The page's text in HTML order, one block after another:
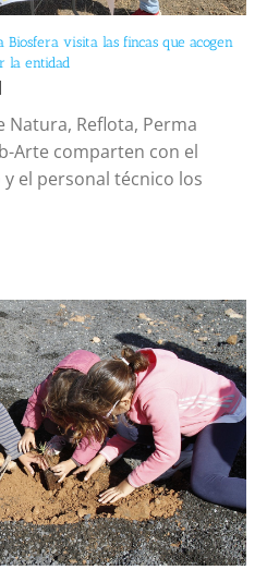
Biosfera visita las fincas que acogen
la entidad
|
Natura, Reflota, Perma
Arte comparten con el
el personal técnico los